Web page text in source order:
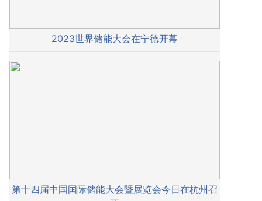
2023世界储能大会在宁德开幕
第十四届中国国际储能大会暨展览会今日在杭州召